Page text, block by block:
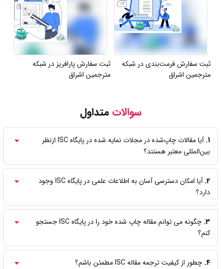
ثبت سفارش فرمت‌بندی در شبکه
مترجمین اشراق
ثبت سفارش پارافریز در شبکه
مترجمین اشراق
سوالاتمتداول
1.
آیا مقالات چاپ‌شده در مجلات نمایه شده در پایگاه ISC ازنظر
بین‌المللی معتبر هستند؟
2.
آیا امکان دسترسی آسان به اطلاعات علمی در پایگاه ISC وجود
دارد؟
3.
چگونه می توانم مقاله چاپ شده خود را در پایگاه ISC جستجو
کنم؟
4. چطور از کیفیت ترجمه مقاله ISC مطمئن باشم؟